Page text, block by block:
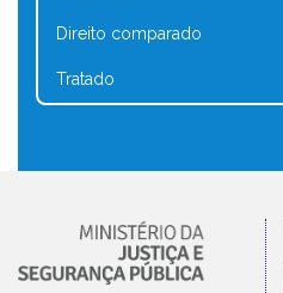
Direito comparado
Tratado